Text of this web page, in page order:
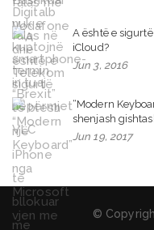
A është e
iCloud?
Jun 3, 2016
“Modern
shenjash
Jun 19, 2017
©